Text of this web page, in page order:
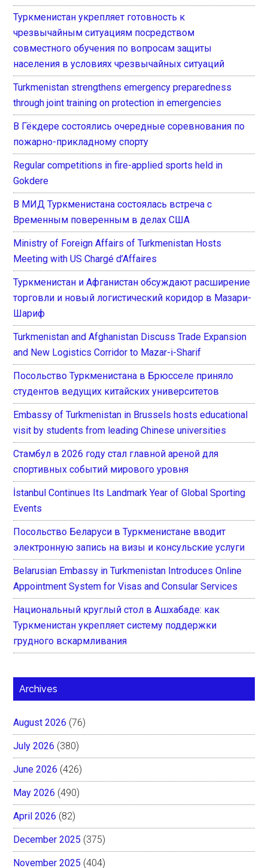
Туркменистан укрепляет готовность к
чрезвычайным ситуациям посредством
совместного обучения по вопросам защиты
населения в условиях чрезвычайных ситуаций
Turkmenistan strengthens emergency preparedness
through joint training on protection in emergencies
В Гёкдере состоялись очередные соревнования по
пожарно-прикладному спорту
Regular competitions in fire-applied sports held in
Gokdere
В МИД Туркменистана состоялась встреча с
Временным поверенным в делах США
Ministry of Foreign Affairs of Turkmenistan Hosts
Meeting with US Chargé d’Affaires
Туркменистан и Афганистан обсуждают расширение
торговли и новый логистический коридор в Мазари-
Шариф
Turkmenistan and Afghanistan Discuss Trade Expansion
and New Logistics Corridor to Mazar-i-Sharif
Посольство Туркменистана в Брюсселе приняло
студентов ведущих китайских университетов
Embassy of Turkmenistan in Brussels hosts educational
visit by students from leading Chinese universities
Стамбул в 2026 году стал главной ареной для
спортивных событий мирового уровня
İstanbul Continues Its Landmark Year of Global Sporting
Events
Посольство Беларуси в Туркменистане вводит
электронную запись на визы и консульские услуги
Belarusian Embassy in Turkmenistan Introduces Online
Appointment System for Visas and Consular Services
Национальный круглый стол в Ашхабаде: как
Туркменистан укрепляет систему поддержки
грудного вскармливания
Archives
August 2026 (76)
July 2026 (380)
June 2026 (426)
May 2026 (490)
April 2026 (82)
December 2025 (375)
November 2025 (404)